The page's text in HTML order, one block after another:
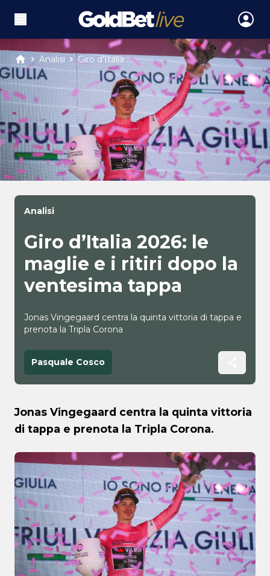
Analisi Giro d’Italia ...
Analisi
Giro d’Italia 2026: le
maglie e i ritiri dopo la
ventesima tappa
Jonas Vingegaard centra la quinta vittoria di tappa e
prenota la Tripla Corona
Pasquale Cosco
Jonas Vingegaard centra la quinta vittoria
di tappa e prenota la Tripla Corona.